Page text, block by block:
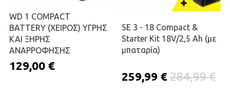
WD 1 COMPACT
ΒATTERY (ΧΕΙΡΟΣ) ΥΓΡΗΣ
ΚΑΙ ΞΗΡΗΣ
ΑΝΑΡΡΟΦΗΣΗΣ
129,00 €
SE 3 - 18 Compact &
Starter Kit 18V/2,5 Ah (με
μπαταρία)
284,99 €
259,99 €